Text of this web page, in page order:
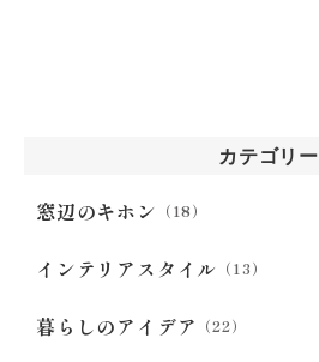
カテゴリー
窓辺のキホン （18）
インテリアスタイル （13）
暮らしのアイデア （22）